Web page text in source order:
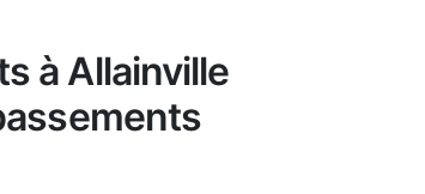
à Allainville